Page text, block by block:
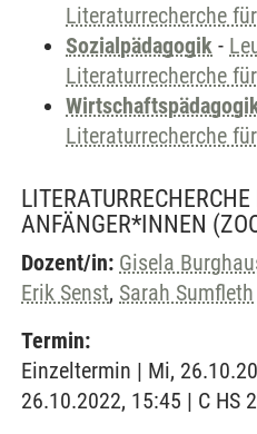
Literaturrecherche
Sozialpädagogik -
Literaturrecherche
Literaturrecherche
LITERATURRECHERCHE
ANFÄNGER*INNEN
Dozent/in: Gisela
Erik Senst, Sarah Sumfleth
Termin:
Einzeltermin | Mi,
26.10.2022, 15:45 | C HS 2